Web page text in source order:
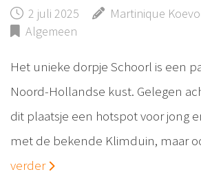
2 juli 2025
Martinique
Algemeen
Het unieke dorpje Schoorl is een
Noord-Hollandse kust. Gelegen
dit plaatsje een hotspot voor jong
met de bekende Klimduin, maar
verder